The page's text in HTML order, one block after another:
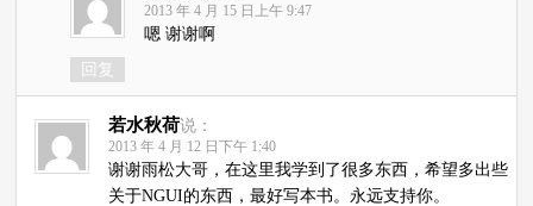
2013 年 4 月 15 日上午 9:47
嗯 谢谢啊
回复
若水秋荷说：
2013 年 4 月 12 日下午 1:40
谢谢雨松大哥，在这里我学到了很多东西，希望多出些
关于NGUI的东西，最好写本书。永远支持你。